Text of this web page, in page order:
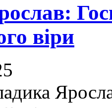
віри